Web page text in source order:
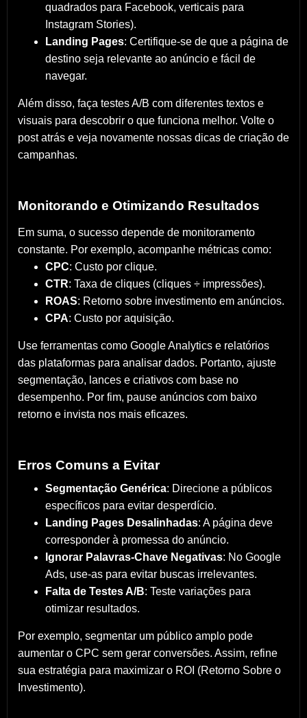
quadrados para Facebook, verticais para
Instagram Stories).
Landing Pages: Certifique-se de que a página de
destino seja relevante ao anúncio e fácil de
navegar.
Além disso, faça testes A/B com diferentes textos e
visuais para descobrir o que funciona melhor. Volte o
post atrás e veja novamente nossas dicas de criação de
campanhas.
Monitorando e Otimizando Resultados
Em suma, o sucesso depende de monitoramento
constante. Por exemplo, acompanhe métricas como:
CPC: Custo por clique.
CTR: Taxa de cliques (cliques ÷ impressões).
ROAS: Retorno sobre investimento em anúncios.
CPA: Custo por aquisição.
Use ferramentas como Google Analytics e relatórios
das plataformas para analisar dados. Portanto, ajuste
segmentação, lances e criativos com base no
desempenho. Por fim, pause anúncios com baixo
retorno e invista nos mais eficazes.
Erros Comuns a Evitar
Segmentação Genérica: Direcione a públicos
específicos para evitar desperdício.
Landing Pages Desalinhadas: A página deve
corresponder à promessa do anúncio.
Ignorar Palavras-Chave Negativas: No Google
Ads, use-as para evitar buscas irrelevantes.
Falta de Testes A/B: Teste variações para
otimizar resultados.
Por exemplo, segmentar um público amplo pode
aumentar o CPC sem gerar conversões. Assim, refine
sua estratégia para maximizar o ROI (Retorno Sobre o
Investimento).